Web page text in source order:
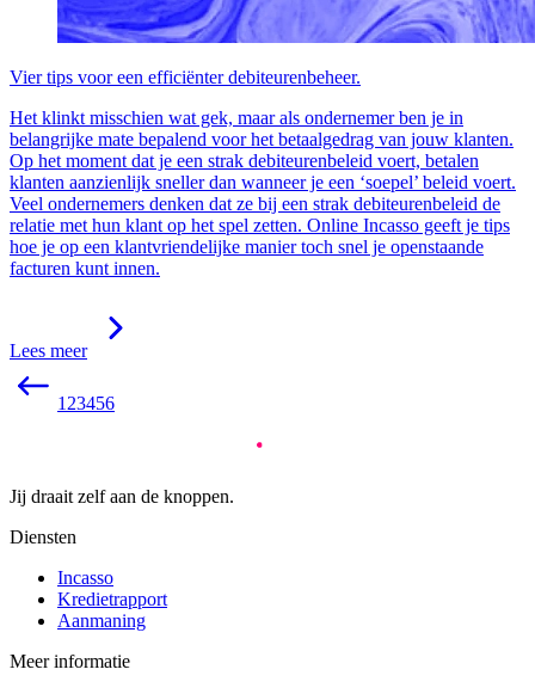
Vier tips voor een efficiënter debiteurenbeheer.
Het klinkt misschien wat gek, maar als ondernemer ben je in
belangrijke mate bepalend voor het betaalgedrag van jouw klanten.
Op het moment dat je een strak debiteurenbeleid voert, betalen
klanten aanzienlijk sneller dan wanneer je een ‘soepel’ beleid voert.
Veel ondernemers denken dat ze bij een strak debiteurenbeleid de
relatie met hun klant op het spel zetten. Online Incasso geeft je tips
hoe je op een klantvriendelijke manier toch snel je openstaande
facturen kunt innen.
Lees meer
1 23456
Jij draait zelf aan de knoppen.
Diensten
Incasso
Kredietrapport
Aanmaning
Meer informatie